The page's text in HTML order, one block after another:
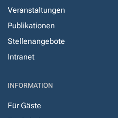
Veranstaltungen
Publikationen
Stellenangebote
Intranet
INFORMATION
Für Gäste